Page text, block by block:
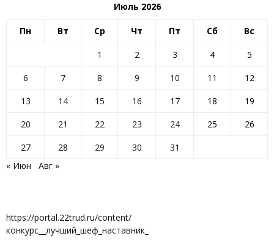
Июль 2026
Пн Вт Ср Чт Пт Сб Вс
1 2 3 4
5
6
7 8 9 10 11
12
13
14 15 16 17 18
19
20
21 22 23 24 25
26
27
28 29 30
31
« Июн
Авг »
https://portal.22trud.ru/content/
конкурс__лучший_шеф_наставник_